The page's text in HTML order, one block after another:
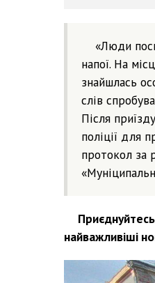
«Люди
напої. На
знайшлась
слів
Після
поліції для
протокол за
найважливіші